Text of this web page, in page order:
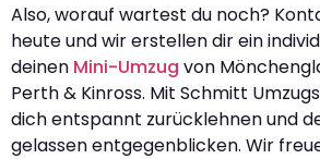
Also, worauf wartest du noch?
heute und wir erstellen dir ein
deinen Mini-Umzug von
Perth & Kinross. Mit Schmitt
dich entspannt zurücklehnen und
gelassen entgegenblicken. Wir